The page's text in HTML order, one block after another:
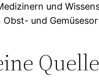
und
und